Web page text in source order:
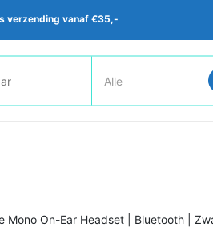
verzending vanaf €35,-
Mono On-Ear Headset | Bluetooth |